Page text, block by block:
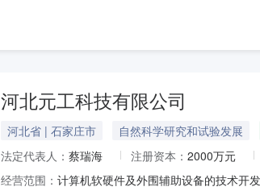
河北元工科技有限公司
河北省 | 石家庄市 自然科学研究和试验发展
法定代表人： 蔡瑞海 注册资本： 2000万元
经营范围：